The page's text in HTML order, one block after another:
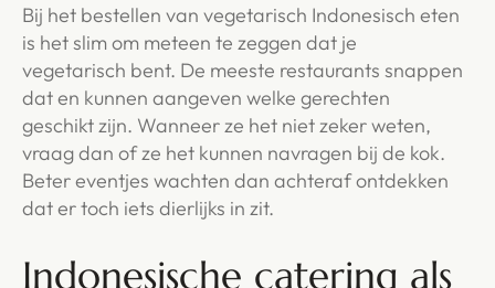
Bij het bestellen van vegetarisch Indonesisch eten
is het slim om meteen te zeggen dat je
vegetarisch bent. De meeste restaurants snappen
dat en kunnen aangeven welke gerechten
geschikt zijn. Wanneer ze het niet zeker weten,
vraag dan of ze het kunnen navragen bij de kok.
Beter eventjes wachten dan achteraf ontdekken
dat er toch iets dierlijks in zit.
Indonesische catering als